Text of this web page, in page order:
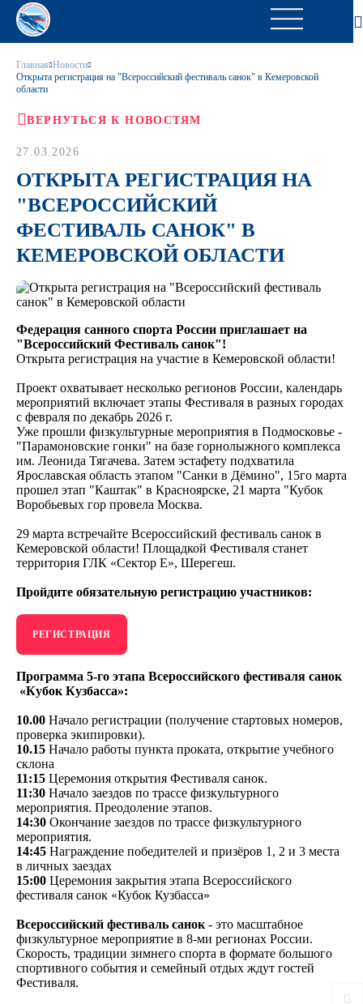
Главная Новости
Открыта регистрация на "Всероссийский фестиваль санок" в Кемеровской
области
ВЕРНУТЬСЯ К НОВОСТЯМ
27.03.2026
ОТКРЫТА РЕГИСТРАЦИЯ НА
"ВСЕРОССИЙСКИЙ
ФЕСТИВАЛЬ САНОК" В
КЕМЕРОВСКОЙ ОБЛАСТИ
Федерация санного спорта России приглашает на
"Всероссийский Фестиваль санок"!
Открыта регистрация на участие в Кемеровской области!
Проект охватывает несколько регионов России, календарь
мероприятий включает этапы Фестиваля в разных городах
с февраля по декабрь 2026 г.
Уже прошли физкультурные мероприятия в Подмосковье -
"Парамоновские гонки" на базе горнолыжного комплекса
им. Леонида Тягачева. Затем эстафету подхватила
Ярославская область этапом "Санки в Дёмино", 15го марта
прошел этап "Каштак" в Красноярске, 21 марта "Кубок
Воробьевых гор провела Москва.
29 марта встречайте Всероссийский фестиваль санок в
Кемеровской области! Площадкой Фестиваля станет
территория ГЛК «Сектор Е», Шерегеш.
Пройдите обязательную регистрацию участников:
РЕГИСТРАЦИЯ
Программа 5-го этапа Всероссийского фестиваля санок
«Кубок Кузбасса»:
10.00 Начало регистрации (получение стартовых номеров,
проверка экипировки).
10.15 Начало работы пункта проката, открытие учебного
склона
11:15 Церемония открытия Фестиваля санок.
11:30 Начало заездов по трассе физкультурного
мероприятия. Преодоление этапов.
14:30 Окончание заездов по трассе физкультурного
мероприятия.
14:45 Награждение победителей и призёров 1, 2 и 3 места
в личных заездах
15:00 Церемония закрытия этапа Всероссийского
фестиваля санок «Кубок Кузбасса»
Всероссийский фестиваль санок - это масштабное
физкультурное мероприятие в 8-ми регионах России.
Скорость, традиции зимнего спорта в формате большого
спортивного события и семейный отдых ждут гостей
Фестиваля.